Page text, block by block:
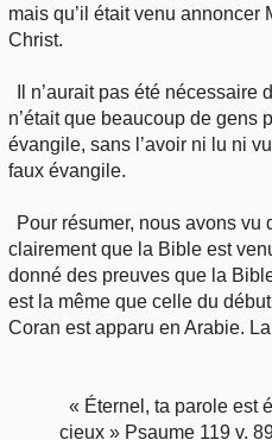
mais qu’il était venu annoncer
Christ.
Il n’aurait pas été
n’était que beaucoup de gens
évangile, sans l’avoir ni lu ni
faux évangile.
Pour résumer, nous avons vu
clairement que la Bible est
donné des preuves que la
est la même que celle du
Coran est apparu en Arabie.
« Éternel, ta parole est
cieux » Psaume 119 v.